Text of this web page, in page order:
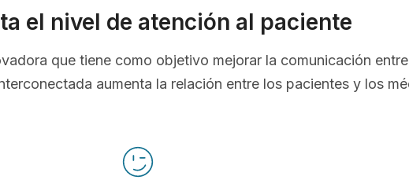
el nivel de atención al paciente
que tiene como objetivo mejorar la comunicación
aumenta la relación entre los pacientes y los